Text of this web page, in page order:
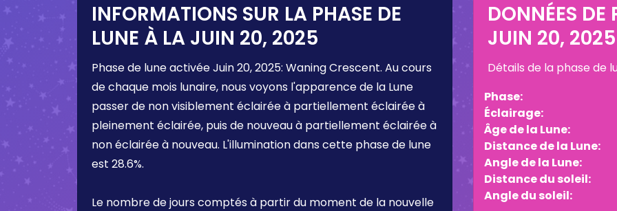
INFORMATIONS SUR LA PHASE DE
LUNE À LA JUIN 20, 2025
Phase de lune activéeJuin 20, 2025: Waning Crescent. Au cours
de chaque mois lunaire, nous voyons l'apparence de la Lune
passer de non visiblement éclairée à partiellement éclairée à
pleinement éclairée, puis de nouveau à partiellement éclairée à
non éclairée à nouveau. L'illumination dans cette phase de lune
est 28.6%.
Le nombre de jours comptés à partir du moment de la nouvelle
DONNÉES DE
JUIN 20, 2025
Détails de la phase de
Phase:
Éclairage:
Âge de la Lune:
Distance de la Lune:
Angle de la Lune:
Distance du soleil:
Angle du soleil: